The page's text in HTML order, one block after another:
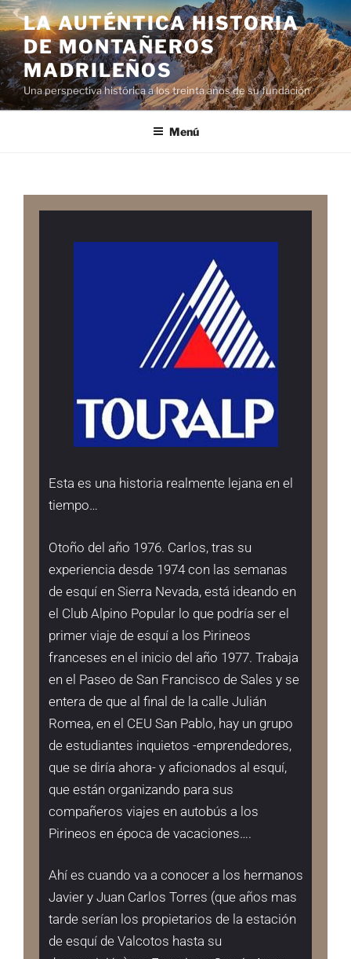
LA AUTÉNTICA HISTORIA
DE MONTAÑEROS
MADRILEÑOS
Una perspectiva histórica a los treinta años de su fundación
Menú
Esta es una historia realmente lejana en el
tiempo…
Otoño del año 1976. Carlos, tras su
experiencia desde 1974 con las semanas
de esquí en Sierra Nevada, está ideando en
el Club Alpino Popular lo que podría ser el
primer viaje de esquí a los Pirineos
franceses en el inicio del año 1977. Trabaja
en el Paseo de San Francisco de Sales y se
entera de que al final de la calle Julián
Romea, en el CEU San Pablo, hay un grupo
de estudiantes inquietos -emprendedores,
que se diría ahora- y aficionados al esquí,
que están organizando para sus
compañeros viajes en autobús a los
Pirineos en época de vacaciones….
Ahí es cuando va a conocer a los hermanos
Javier y Juan Carlos Torres (que años mas
tarde serían los propietarios de la estación
de esquí de Valcotos hasta su